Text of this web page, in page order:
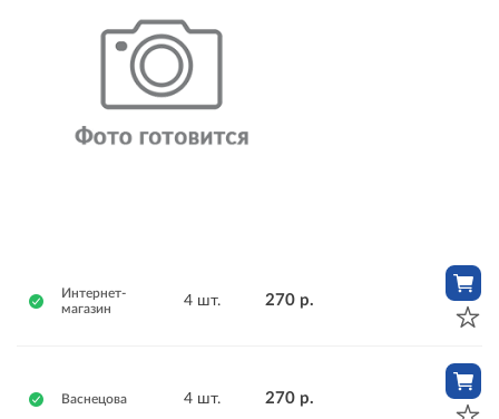
Интернет-
магазин
4 шт. 270 р.
Васнецова 4 шт. 270 р.